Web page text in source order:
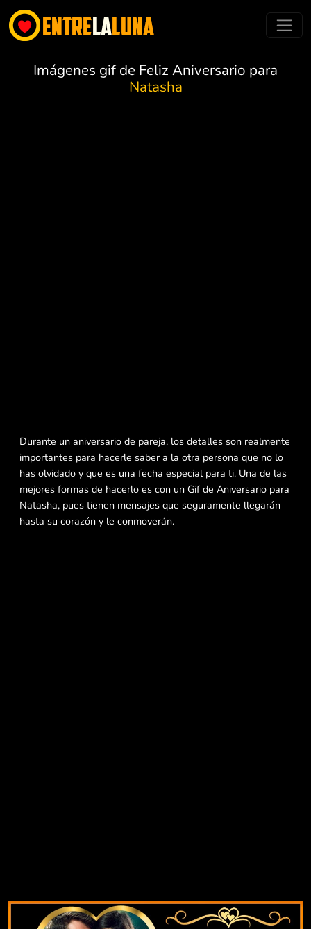
Imágenes gif de Feliz Aniversario para
Natasha
Durante un aniversario de pareja, los detalles son realmente
importantes para hacerle saber a la otra persona que no lo
has olvidado y que es una fecha especial para ti. Una de las
mejores formas de hacerlo es con un Gif de Aniversario para
Natasha, pues tienen mensajes que seguramente llegarán
hasta su corazón y le conmoverán.